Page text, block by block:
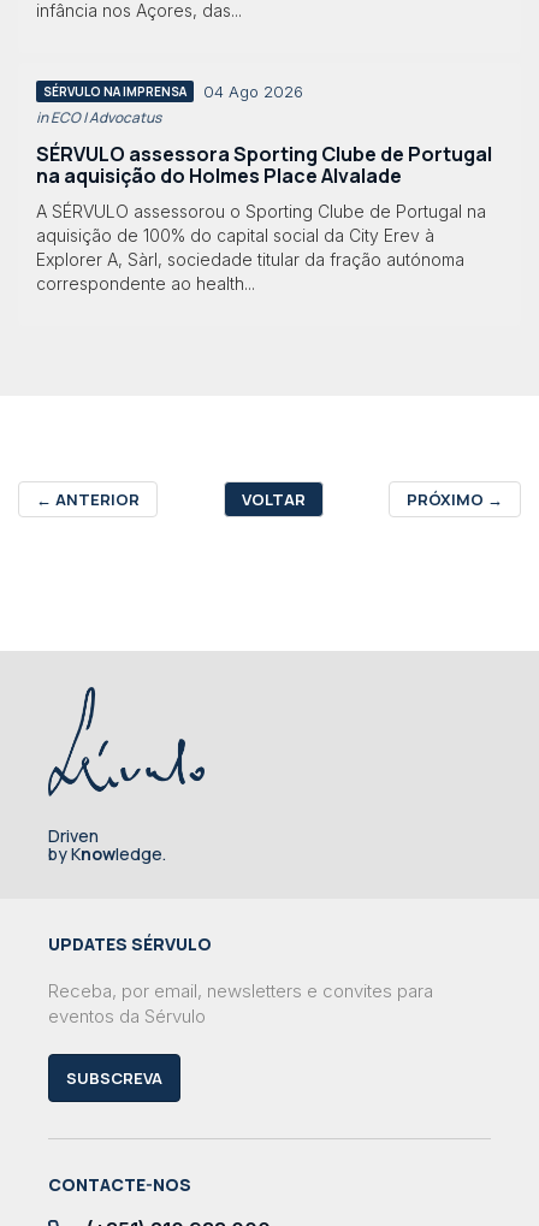
infância nos Açores, das...
SÉRVULO NA IMPRENSA 04 Ago 2026
in ECO | Advocatus
SÉRVULO assessora Sporting Clube de Portugal
na aquisição do Holmes Place Alvalade
A SÉRVULO assessorou o Sporting Clube de Portugal na
aquisição de 100% do capital social da City Erev à
Explorer A, Sàrl, sociedade titular da fração autónoma
correspondente ao health...
← ANTERIOR VOLTAR PRÓXIMO →
Driven
by Knowledge.
UPDATES SÉRVULO
Receba, por email, newsletters e convites para
eventos da Sérvulo
SUBSCREVA
CONTACTE-NOS